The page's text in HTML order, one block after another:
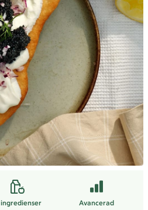
ingredienser Avancerad